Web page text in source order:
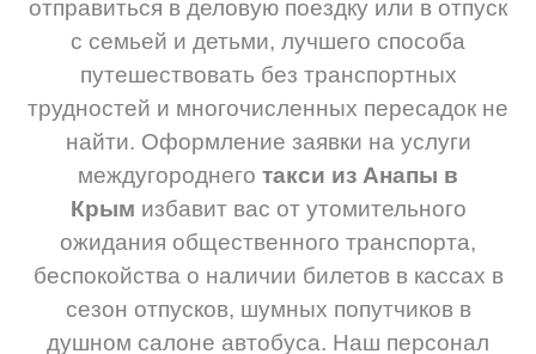
отправиться в деловую поездку или в отпуск
с семьей и детьми, лучшего способа
путешествовать без транспортных
трудностей и многочисленных пересадок не
найти. Оформление заявки на услуги
междугороднего такси из Анапы в
Крым избавит вас от утомительного
ожидания общественного транспорта,
беспокойства о наличии билетов в кассах в
сезон отпусков, шумных попутчиков в
душном салоне автобуса. Наш персонал